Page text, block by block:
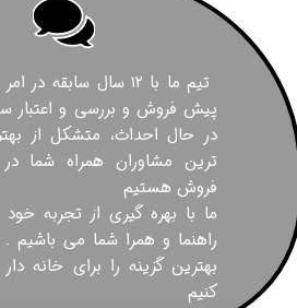
تیم ما با ۱۲ سال
پیش فروش و بررسی و اعتبار
در حال احداث، متشکل از
ترین مشاوران همراه شما
فروش هستیم
ما با بهره گیری از تجربه خود
راهنما و همرا شما می باشیم .
بهترین گزینه را برای خانه
کنیم